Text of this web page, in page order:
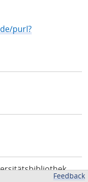
purl?
Feedback